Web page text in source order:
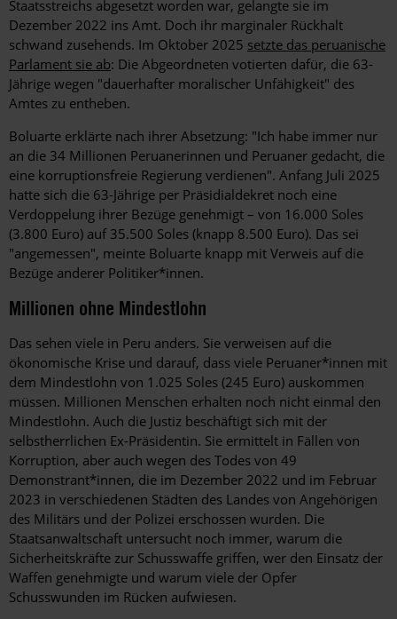
Staatsstreichs abgesetzt worden war, gelangte sie im
Dezember 2022 ins Amt. Doch ihr mar­ginaler Rückhalt
schwand zusehends. Im Oktober 2025 setzte das peruanische
Parlament sie ab: Die Abgeordneten votierten dafür, die 63-
Jährige wegen "dauerhafter moralischer Unfähigkeit" des
Amtes zu entheben.
Boluarte erklärte nach ihrer Absetzung: "Ich habe immer nur
an die 34 Millionen Peruanerinnen und Peruaner gedacht, die
eine korruptionsfreie Regierung verdienen". Anfang Juli 2025
hatte sich die 63-Jährige per Präsidialdekret noch eine
Verdoppelung ihrer Bezüge genehmigt – von 16.000 Soles
(3.800 Euro) auf 35.500 Soles (knapp 8.500 Euro). Das sei
"angemessen", meinte Boluarte knapp mit Verweis auf die
Bezüge anderer Politiker*innen.
Millionen ohne Mindestlohn
Das sehen viele in Peru anders. Sie verweisen auf die
ökonomische Krise und darauf, dass viele Peruaner*innen mit
dem Mindestlohn von 1.025 Soles (245 Euro) auskommen
müssen. Millionen Menschen erhalten noch nicht einmal den
Mindestlohn. Auch die Justiz beschäftigt sich mit der
selbstherrlichen Ex-Präsidentin. Sie ermittelt in Fällen von
Korruption, aber auch wegen des Todes von 49
Demonstrant*innen, die im Dezember 2022 und im Februar
2023 in verschiedenen Städten des Landes von Angehörigen
des Militärs und der Polizei erschossen wurden. Die
Staatsanwaltschaft untersucht noch immer, warum die
Sicherheitskräfte zur Schusswaffe griffen, wer den Einsatz der
Waffen genehmigte und warum viele der Opfer
Schusswunden im Rücken aufwiesen.